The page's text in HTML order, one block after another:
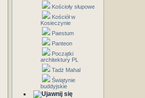
Kościoły słupowe
Kościół w
Kosieczynie
Paestum
Panteon
Początki
architektury PL
Tadż Mahal
Świątynie
buddyjskie